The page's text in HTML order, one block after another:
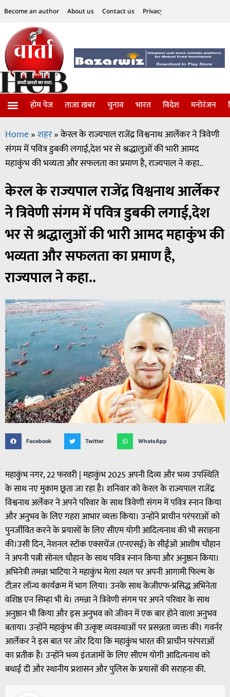
Become an author About us Contact us Privacy Policy
होम पेज ताजा खबर चुनाव भारत विदेश मनोरंजन
Home»शहर»केरल के राज्यपाल राजेंद्र विश्वनाथ आर्लेकर ने त्रिवेणी
संगम में पवित्र डुबकी लगाई,देश भर से श्रद्धालुओं की भारी आमद
महाकुंभ की भव्यता और सफलता का प्रमाण है, राज्यपाल ने कहा..
केरल के राज्यपाल राजेंद्र विश्वनाथ आर्लेकर
ने त्रिवेणी संगम में पवित्र डुबकी लगाई,देश
भर से श्रद्धालुओं की भारी आमद महाकुंभ की
भव्यता और सफलता का प्रमाण है,
राज्यपाल ने कहा..
Facebook Twitter WhatsApp
महाकुंभ नगर, 22 फरवरी | महाकुंभ 2025 अपनी दिव्य और भव्य उपस्थिति
के साथ नए मुकाम छूता जा रहा है। शनिवार को केरल के राज्यपाल राजेंद्र
विश्वनाथ अर्लेकर ने अपने परिवार के साथ त्रिवेणी संगम में पवित्र स्नान किया
और अनुभव के लिए गहरा आभार व्यक्त किया। उन्होंने प्राचीन परंपराओं को
पुनर्जीवित करने के प्रयासों के लिए सीएम योगी आदित्यनाथ की भी सराहना
की।उसी दिन, नेशनल स्टॉक एक्सचेंज (एनएसई) के सीईओ आशीष चौहान
ने अपनी पत्नी सोनल चौहान के साथ पवित्र स्नान किया और अनुष्ठान किया।
अभिनेत्री तमन्ना भाटिया ने महाकुंभ मेला स्थल पर अपनी आगामी फिल्म के
टीज़र लॉन्च कार्यक्रम में भाग लिया। उनके साथ केजीएफ-प्रसिद्ध अभिनेता
वशिष्ठ एन सिम्हा भी थे। तमन्ना ने त्रिवेणी संगम पर अपने परिवार के साथ
अनुष्ठान भी किया और इस अनुभव को जीवन में एक बार होने वाला अनुभव
बताया। उन्होंने महाकुंभ की उत्कृष्ट व्यवस्थाओं पर प्रसन्नता व्यक्त की। गवर्नर
आर्लेकर ने इस बात पर जोर दिया कि महाकुंभ भारत की प्राचीन परंपराओं
का प्रतीक है। उन्होंने भव्य इंतजामों के लिए सीएम योगी आदित्यनाथ को
बधाई दी और स्थानीय प्रशासन और पुलिस के प्रयासों की सराहना की.